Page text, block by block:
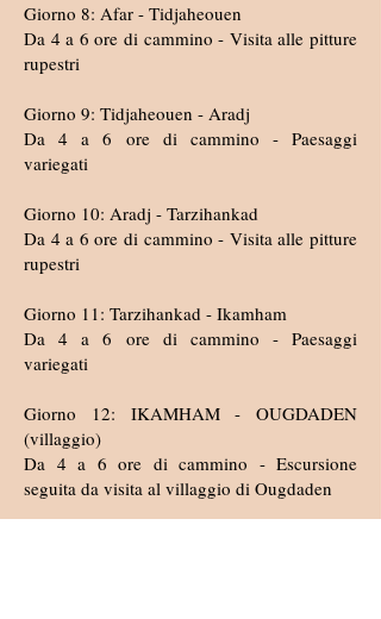
Giorno 8: Afar - Tidjaheouen
Da 4 a 6 ore di cammino - Visita alle pitture
rupestri
Giorno 9: Tidjaheouen - Aradj
Da 4 a 6 ore di cammino - Paesaggi
variegati
Giorno 10: Aradj - Tarzihankad
Da 4 a 6 ore di cammino - Visita alle pitture
rupestri
Giorno 11: Tarzihankad - Ikamham
Da 4 a 6 ore di cammino - Paesaggi
variegati
Giorno 12: IKAMHAM - OUGDADEN
(villaggio)
Da 4 a 6 ore di cammino - Escursione
seguita da visita al villaggio di Ougdaden